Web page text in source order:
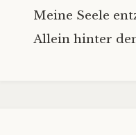
Meine Seele
Allein hinter